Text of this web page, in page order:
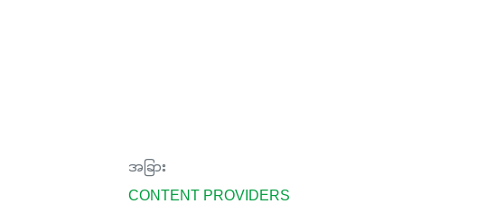
အခြား
CONTENT PROVIDERS